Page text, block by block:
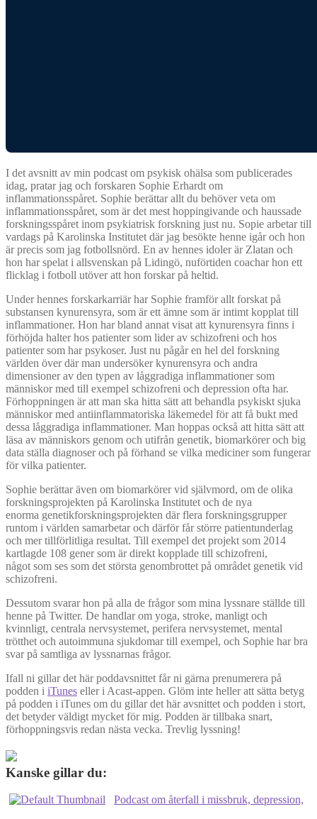
I det avsnitt av min podcast om psykisk ohälsa som publicerades
idag, pratar jag och forskaren Sophie Erhardt om
inflammationsspåret. Sophie berättar allt du behöver veta om
inflammationsspåret, som är det mest hoppingivande och haussade
forskningsspåret inom psykiatrisk forskning just nu. Sopie arbetar till
vardags på Karolinska Institutet där jag besökte henne igår och hon
är precis som jag fotbollsnörd. En av hennes idoler är Zlatan och
hon har spelat i allsvenskan på Lidingö, nuförtiden coachar hon ett
flicklag i fotboll utöver att hon forskar på heltid.
Under hennes forskarkarriär har Sophie framför allt forskat på
substansen kynurensyra, som är ett ämne som är intimt kopplat till
inflammationer. Hon har bland annat visat att kynurensyra finns i
förhöjda halter hos patienter som lider av schizofreni och hos
patienter som har psykoser. Just nu pågår en hel del forskning
världen över där man undersöker kynurensyra och andra
dimensioner av den typen av låggradiga inflammationer som
människor med till exempel schizofreni och depression ofta har.
Förhoppningen är att man ska hitta sätt att behandla psykiskt sjuka
människor med antiinflammatoriska läkemedel för att få bukt med
dessa låggradiga inflammationer. Man hoppas också att hitta sätt att
läsa av människors genom och utifrån genetik, biomarkörer och big
data ställa diagnoser och på förhand se vilka mediciner som fungerar
för vilka patienter.
Sophie berättar även om biomarkörer vid självmord, om de olika
forskningsprojekten på Karolinska Institutet och de nya
enorma genetikforskningsprojekten där flera forskningsgrupper
runtom i världen samarbetar och därför får större patientunderlag
och mer tillförlitliga resultat. Till exempel det projekt som 2014
kartlagde 108 gener som är direkt kopplade till schizofreni,
något som ses som det största genombrottet på området genetik vid
schizofreni.
Dessutom svarar hon på alla de frågor som mina lyssnare ställde till
henne på Twitter. De handlar om yoga, stroke, manligt och
kvinnligt, centrala nervsystemet, perifera nervsystemet, mental
trötthet och autoimmuna sjukdomar till exempel, och Sophie har bra
svar på samtliga av lyssnarnas frågor.
Ifall ni gillar det här poddavsnittet får ni gärna prenumerera på
podden i iTunes eller i Acast-appen. Glöm inte heller att sätta betyg
på podden i iTunes om du gillar det här avsnittet och podden i stort,
det betyder väldigt mycket för mig. Podden är tillbaka snart,
förhoppningsvis redan nästa vecka. Trevlig lyssning!
Kanske gillar du:
Podcast om återfall i missbruk, depression,